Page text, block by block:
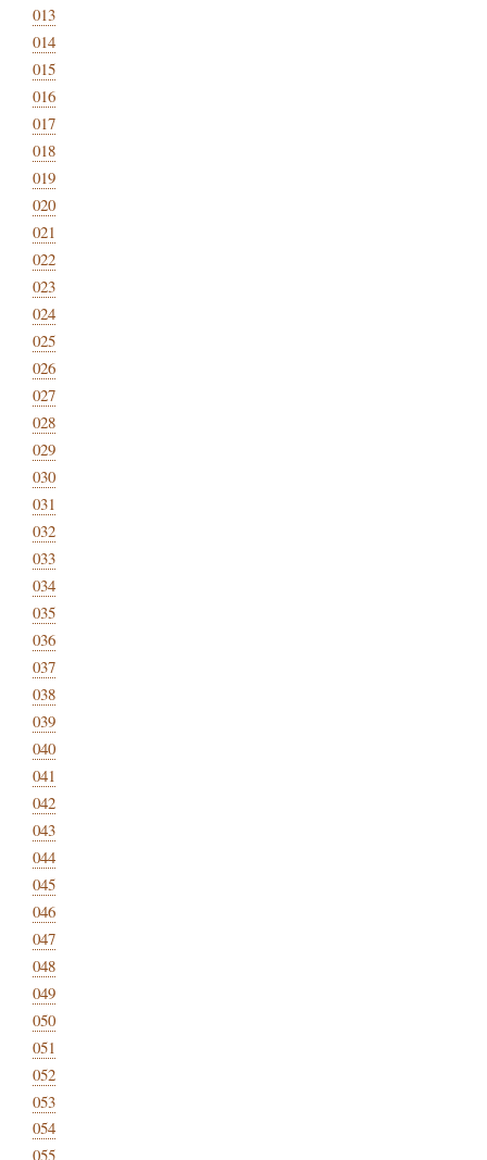
013
014
015
016
017
018
019
020
021
022
023
024
025
026
027
028
029
030
031
032
033
034
035
036
037
038
039
040
041
042
043
044
045
046
047
048
049
050
051
052
053
054
055